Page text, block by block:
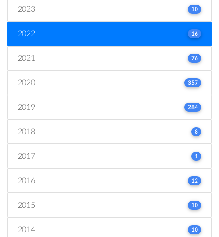
2023 10
2022 16
2021 76
2020 357
2019 284
2018 8
2017 1
2016 12
2015 10
2014 10